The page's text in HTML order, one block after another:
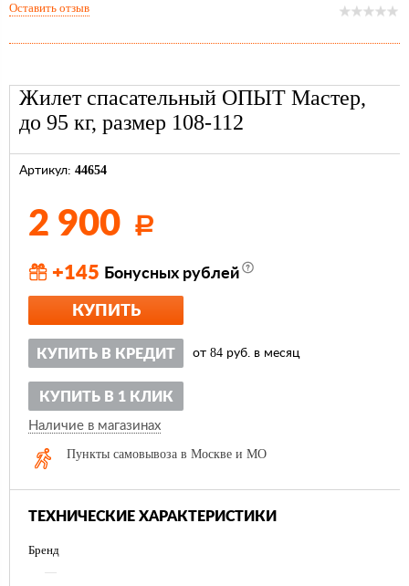
Жилет спасательный ОПЫТ Мастер,
до 95 кг, размер 108-112
Артикул: 44654
2 900 Р
+145 Бонусных рублей
КУПИТЬ
КУПИТЬ В КРЕДИТ от 84 руб. в месяц
КУПИТЬ В 1 КЛИК
Наличие в магазинах
Пункты самовывоза в Москве и МО
ТЕХНИЧЕСКИЕ ХАРАКТЕРИСТИКИ
Бренд
—
Оставить отзыв